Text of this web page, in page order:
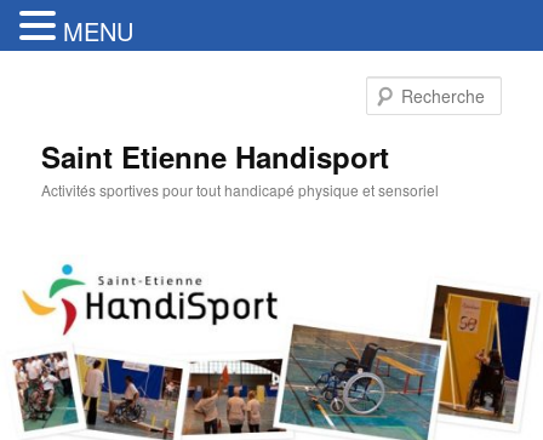
Saint Etienne Handisport
Activités sportives pour tout handicapé physique et sensoriel
MENU